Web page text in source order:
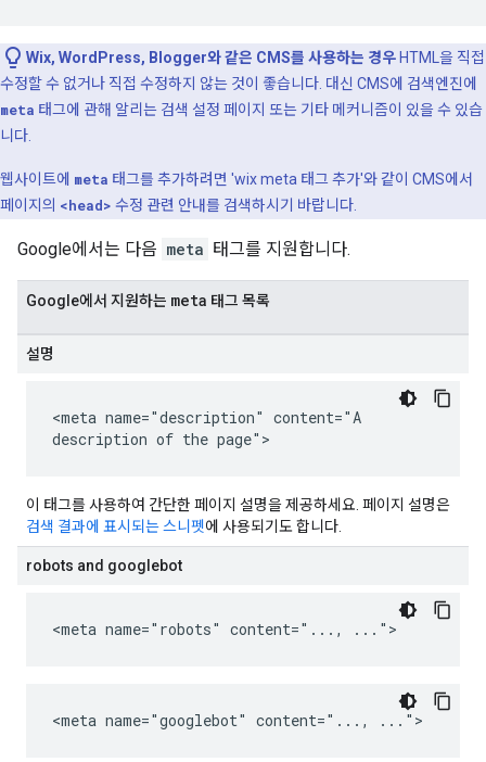
Wix, WordPress, Blogger와 같은 CMS를 사용하는 경우 HTML을 직접
수정할 수 없거나 직접 수정하지 않는 것이 좋습니다. 대신 CMS에 검색엔진에
meta 태그에 관해 알리는 검색 설정 페이지 또는 기타 메커니즘이 있을 수 있습
니다.
웹사이트에 meta 태그를 추가하려면 'wixmeta 태그 추가'와 같이 CMS에서
페이지의 <head> 수정 관련 안내를 검색하시기 바랍니다.
Google에서는 다음 meta 태그를 지원합니다.
Google에서 지원하는 meta 태그 목록
설명
<meta name="description" content="A
description of the page">
이 태그를 사용하여 간단한 페이지 설명을 제공하세요. 페이지 설명은
검색 결과에 표시되는 스니펫에 사용되기도 합니다.
robots and googlebot
<meta name="robots" content="..., ...">
<meta name="googlebot" content="..., ...">